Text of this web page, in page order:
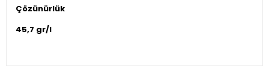
Çözünürlük
45,7 gr/l